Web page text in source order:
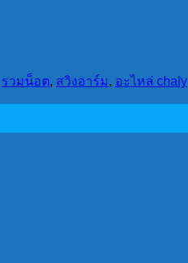
รวมน็อต, สวิงอาร์ม, อะไหล่ chaly